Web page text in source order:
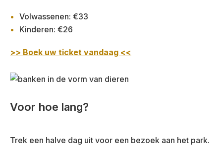
Volwassenen: €33
Kinderen: €26
>> Boek uw ticket vandaag <<
Voor hoe lang?
Trek een halve dag uit voor een bezoek aan het park.